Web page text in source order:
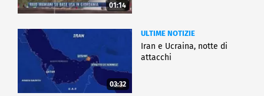
01:14
03:32
ULTIME NOTIZIE
Iran e Ucraina, notte di
attacchi